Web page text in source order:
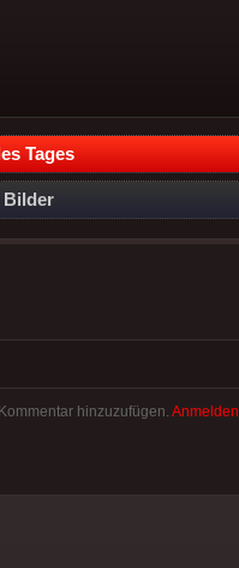
Tages
Bilder
hinzuzufügen. Anmelden